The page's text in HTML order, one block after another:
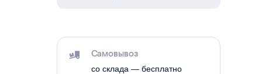
Самовывоз
со склада — бесплатно